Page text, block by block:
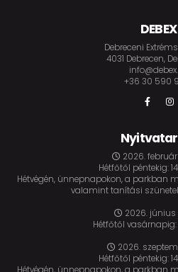
DEBEX
Debreceni
4031 Debrecen,
+36 30 590
2026.
Hétfőtől péntekig:
Hétvégén, ünnepnapokon, a parkban
valamint tanítási
2026. június
Hétfőtől vasárnapig:
2026.
Hétfőtől péntekig:
Hétvégén, ünnepnapokon, a parkban